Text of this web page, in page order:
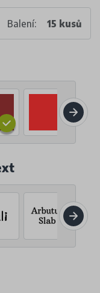
Balení: 15 kusů